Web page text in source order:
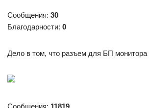
Сообщения: 30
Благодарности: 0
Дело в том, что разъем для БП монитора
Сообщения: 11819